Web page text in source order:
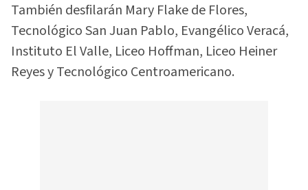
También desfilarán Mary Flake de Flores,
Tecnológico San Juan Pablo, Evangélico Veracá,
Instituto El Valle, Liceo Hoffman, Liceo Heiner
Reyes y Tecnológico Centroamericano.